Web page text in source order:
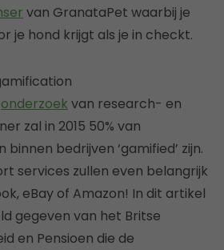
van GranataPet waarbij je
je hond krijgt als je in checkt.
onderzoek van research- en
zal in 2015 50% van
bedrijven ‘gamified’ zijn.
services zullen even belangrijk
eBay of Amazon! In dit artikel
gegeven van het Britse
en Pensioen die de